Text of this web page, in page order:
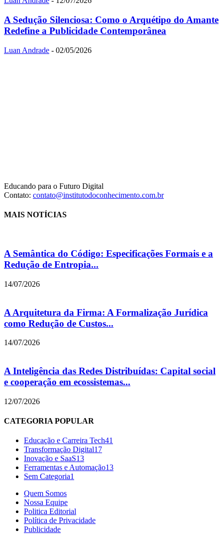
A Sedução Silenciosa: Como o Arquétipo do Amante
Redefine a Publicidade Contemporânea
Luan Andrade - 02/05/2026
Educando para o Futuro Digital
Contato: contato@institutodoconhecimento.com.br
MAIS NOTÍCIAS
A Semântica do Código: Especificações Formais e a
Redução de Entropia...
14/07/2026
A Arquitetura da Firma: A Formalização Jurídica
como Redução de Custos...
14/07/2026
A Inteligência das Redes Distribuídas: Capital social
e cooperação em ecossistemas...
12/07/2026
CATEGORIA POPULAR
Educação e Carreira Tech41
Transformação Digital17
Inovação e SaaS13
Ferramentas e Automação13
Sem Categoria1
Quem Somos
Nossa Equipe
Politica Editorial
Política de Privacidade
Publicidade